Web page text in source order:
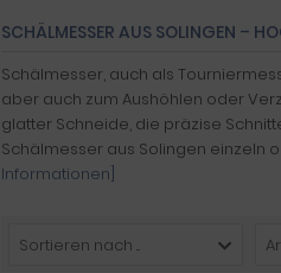
SCHÄLMESSER AUS SOLINGEN –
Schälmesser, auch als
aber auch zum Aushöhlen oder
glatter Schneide, die präzise
Schälmesser aus Solingen einzeln
Informationen]
Sortieren nach ...